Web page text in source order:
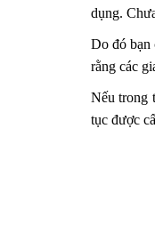
dụng.
Do đó bạn
rằng các
Nếu trong
tục được